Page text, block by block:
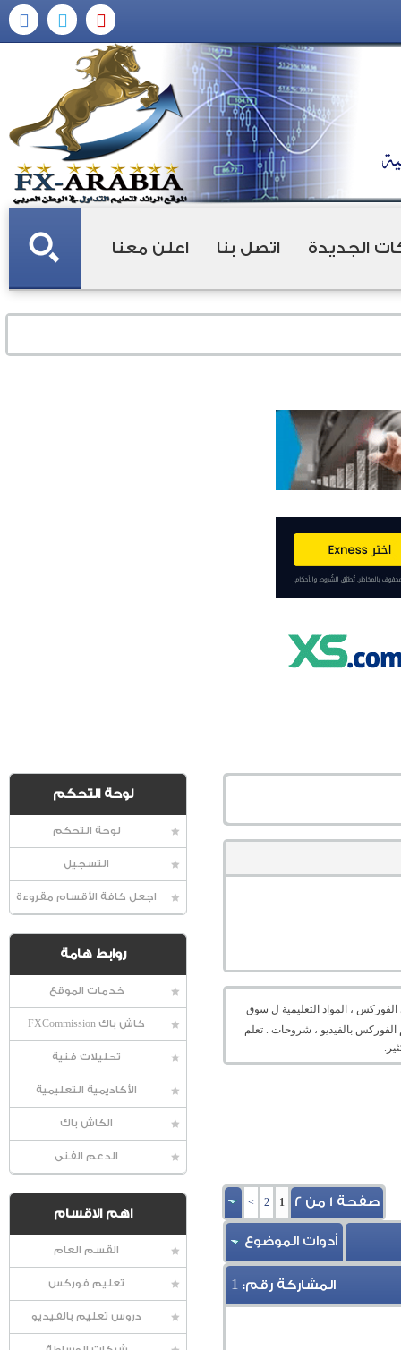
الجديدة اتصل بنا اعلن معنا
لوحة التحكم
لوحة التحكم
التسجيل
اجعل كافة الأقسام مقروءة
روابط هامة
خدمات الموقع
كاش باك FXCommission
تحليلات فنية
الأكاديمية التعليمية
الكاش باك
الدعم الفنى
اهم الاقسام
القسم العام
تعليم فوركس
دروس تعليم بالفيديو
، المواد التعليمية ل سوق
بالفيديو ، شروحات . تعلم
صفحة 1 من 2 1
2
>
أدوات الموضوع
المشاركة رقم: 1